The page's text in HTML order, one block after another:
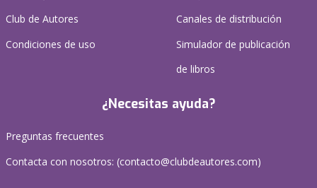
Club de Autores
Condiciones de uso
Canales de distribución
Simulador de publicación
de libros
¿Necesitas ayuda?
Preguntas frecuentes
Contacta con nosotros: (contacto@clubdeautores.com)